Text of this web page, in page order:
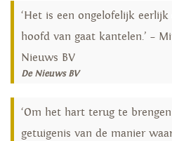
‘Het is een ongelofelijk
hoofd van gaat kantelen.’ –
Nieuws BV
De Nieuws BV
‘Om het hart terug te
getuigenis van de manier